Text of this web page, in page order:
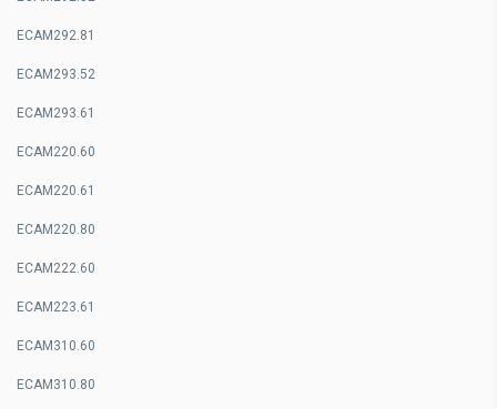
ECAM292.81
ECAM293.52
ECAM293.61
ECAM220.60
ECAM220.61
ECAM220.80
ECAM222.60
ECAM223.61
ECAM310.60
ECAM310.80